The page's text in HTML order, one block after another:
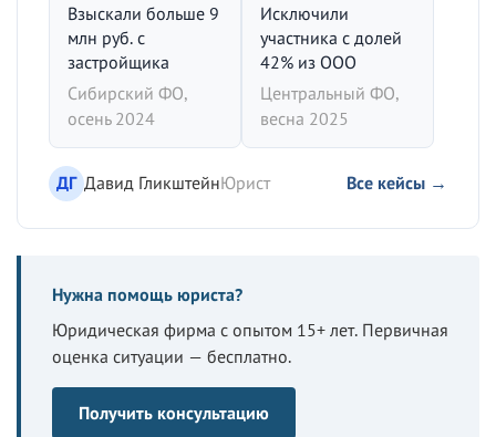
Взыскали больше 9
млн руб. с
застройщика
Сибирский ФО,
осень 2024
Исключили
участника с долей
42% из ООО
Центральный ФО,
весна 2025
ДГ Давид ГликштейнЮрист Все кейсы →
Нужна помощь юриста?
Юридическая фирма с опытом 15+ лет. Первичная
оценка ситуации — бесплатно.
Получить консультацию